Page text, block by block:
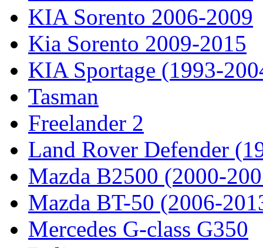
KIA Sorento 2006-2009
Kia Sorento 2009-2015
KIA Sportage (1993-
Tasman
Freelander 2
Land Rover Defender
Mazda B2500 (2000-
Mazda BT-50 (2006-
Mercedes G-class G350